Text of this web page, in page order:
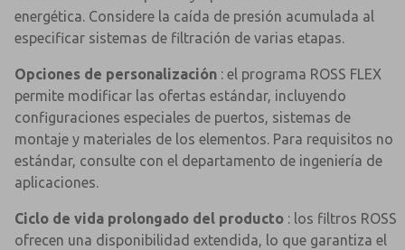
energética. Considere la caída de presión acumulada al
especificar sistemas de filtración de varias etapas.
Opciones de personalización : el programa ROSS FLEX
permite modificar las ofertas estándar, incluyendo
configuraciones especiales de puertos, sistemas de
montaje y materiales de los elementos. Para requisitos no
estándar, consulte con el departamento de ingeniería de
aplicaciones.
Ciclo de vida prolongado del producto : los filtros ROSS
ofrecen una disponibilidad extendida, lo que garantiza el